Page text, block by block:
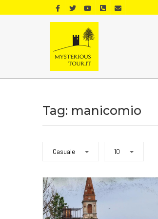
Tag: manicomio
Casuale 10